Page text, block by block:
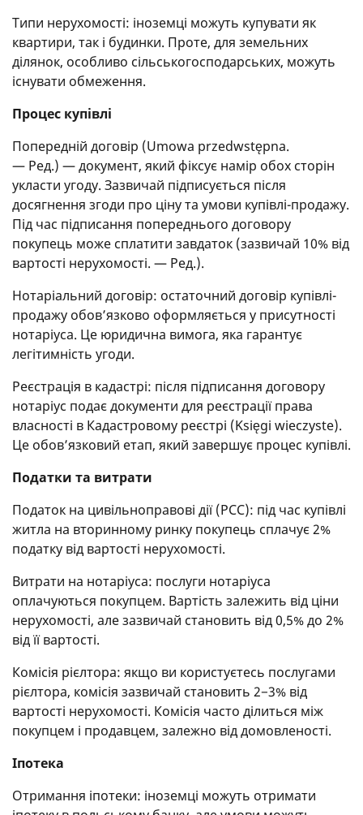
Типи нерухомості: іноземці можуть купувати як
квартири, так і будинки. Проте, для земельних
ділянок, особливо сільськогосподарських, можуть
існувати обмеження.
Процес купівлі
Попередній договір (Umowa przedwstępna.
— Ред.) — документ, який фіксує намір обох сторін
укласти угоду. Зазвичай підписується після
досягнення згоди про ціну та умови купівлі-продажу.
Під час підписання попереднього договору
покупець може сплатити завдаток (зазвичай 10% від
вартості нерухомості. — Ред.).
Нотаріальний договір: остаточний договір купівлі-
продажу обов’язково оформляється у присутності
нотаріуса. Це юридична вимога, яка гарантує
легітимність угоди.
Реєстрація в кадастрі: після підписання договору
нотаріус подає документи для реєстрації права
власності в Кадастровому реєстрі (Księgi wieczyste).
Це обов’язковий етап, який завершує процес купівлі.
Податки та витрати
Податок на цивільноправові дії (PCC): під час купівлі
житла на вторинному ринку покупець сплачує 2%
податку від вартості нерухомості.
Витрати на нотаріуса: послуги нотаріуса
оплачуються покупцем. Вартість залежить від ціни
нерухомості, але зазвичай становить від 0,5% до 2%
від її вартості.
Комісія рієлтора: якщо ви користуєтесь послугами
рієлтора, комісія зазвичай становить 2−3% від
вартості нерухомості. Комісія часто ділиться між
покупцем і продавцем, залежно від домовленості.
Іпотека
Отримання іпотеки: іноземці можуть отримати